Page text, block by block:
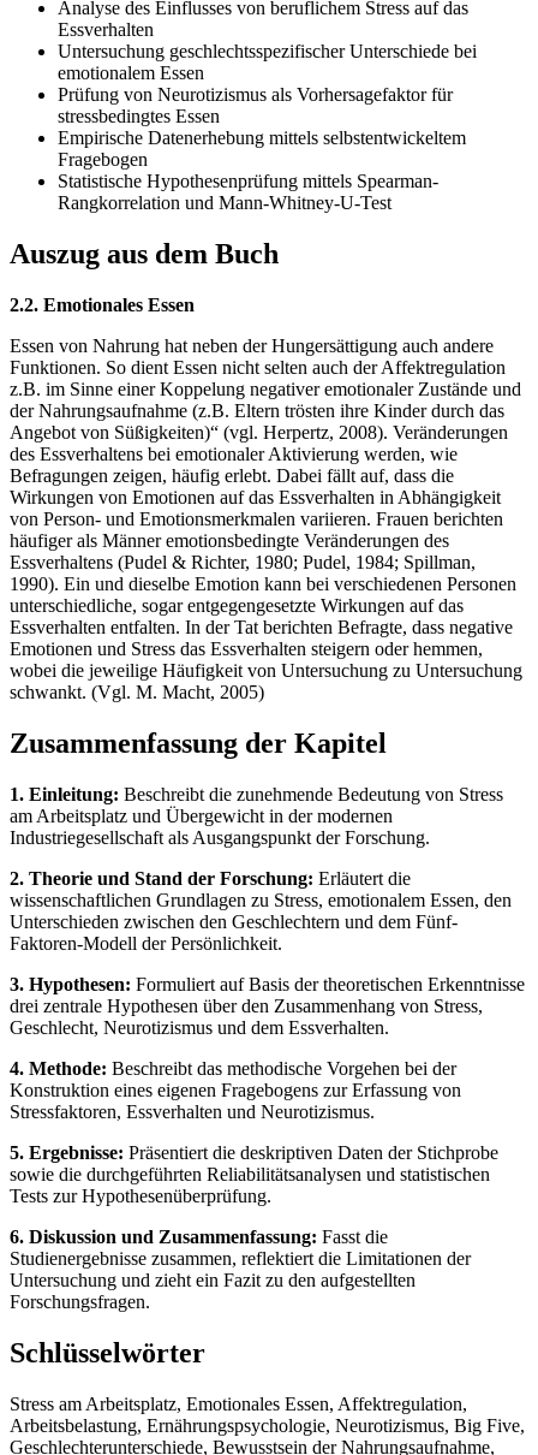
Analyse des Einflusses von beruflichem Stress auf das
Essverhalten
Untersuchung geschlechtsspezifischer Unterschiede bei
emotionalem Essen
Prüfung von Neurotizismus als Vorhersagefaktor für
stressbedingtes Essen
Empirische Datenerhebung mittels selbstentwickeltem
Fragebogen
Statistische Hypothesenprüfung mittels Spearman-
Rangkorrelation und Mann-Whitney-U-Test
Auszug aus dem Buch
2.2. Emotionales Essen
Essen von Nahrung hat neben der Hungersättigung auch andere
Funktionen. So dient Essen nicht selten auch der Affektregulation
z.B. im Sinne einer Koppelung negativer emotionaler Zustände und
der Nahrungsaufnahme (z.B. Eltern trösten ihre Kinder durch das
Angebot von Süßigkeiten)“ (vgl. Herpertz, 2008). Veränderungen
des Essverhaltens bei emotionaler Aktivierung werden, wie
Befragungen zeigen, häufig erlebt. Dabei fällt auf, dass die
Wirkungen von Emotionen auf das Essverhalten in Abhängigkeit
von Person- und Emotionsmerkmalen variieren. Frauen berichten
häufiger als Männer emotionsbedingte Veränderungen des
Essverhaltens (Pudel & Richter, 1980; Pudel, 1984; Spillman,
1990). Ein und dieselbe Emotion kann bei verschiedenen Personen
unterschiedliche, sogar entgegengesetzte Wirkungen auf das
Essverhalten entfalten. In der Tat berichten Befragte, dass negative
Emotionen und Stress das Essverhalten steigern oder hemmen,
wobei die jeweilige Häufigkeit von Untersuchung zu Untersuchung
schwankt. (Vgl. M. Macht, 2005)
Zusammenfassung der Kapitel
1. Einleitung: Beschreibt die zunehmende Bedeutung von Stress
am Arbeitsplatz und Übergewicht in der modernen
Industriegesellschaft als Ausgangspunkt der Forschung.
2. Theorie und Stand der Forschung: Erläutert die
wissenschaftlichen Grundlagen zu Stress, emotionalem Essen, den
Unterschieden zwischen den Geschlechtern und dem Fünf-
Faktoren-Modell der Persönlichkeit.
3. Hypothesen: Formuliert auf Basis der theoretischen Erkenntnisse
drei zentrale Hypothesen über den Zusammenhang von Stress,
Geschlecht, Neurotizismus und dem Essverhalten.
4. Methode: Beschreibt das methodische Vorgehen bei der
Konstruktion eines eigenen Fragebogens zur Erfassung von
Stressfaktoren, Essverhalten und Neurotizismus.
5. Ergebnisse: Präsentiert die deskriptiven Daten der Stichprobe
sowie die durchgeführten Reliabilitätsanalysen und statistischen
Tests zur Hypothesenüberprüfung.
6. Diskussion und Zusammenfassung: Fasst die
Studienergebnisse zusammen, reflektiert die Limitationen der
Untersuchung und zieht ein Fazit zu den aufgestellten
Forschungsfragen.
Schlüsselwörter
Stress am Arbeitsplatz, Emotionales Essen, Affektregulation,
Arbeitsbelastung, Ernährungspsychologie, Neurotizismus, Big Five,
Geschlechterunterschiede, Bewusstsein der Nahrungsaufnahme,